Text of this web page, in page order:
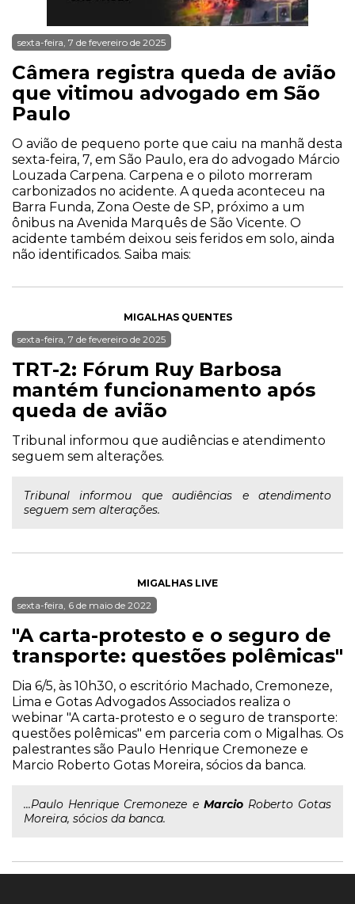
sexta-feira, 7 de fevereiro de 2025
Câmera registra queda de avião
que vitimou advogado em São
Paulo
O avião de pequeno porte que caiu na manhã desta
sexta-feira, 7, em São Paulo, era do advogado Márcio
Louzada Carpena. Carpena e o piloto morreram
carbonizados no acidente. A queda aconteceu na
Barra Funda, Zona Oeste de SP, próximo a um
ônibus na Avenida Marquês de São Vicente. O
acidente também deixou seis feridos em solo, ainda
não identificados. Saiba mais:
MIGALHAS QUENTES
sexta-feira, 7 de fevereiro de 2025
TRT-2: Fórum Ruy Barbosa
mantém funcionamento após
queda de avião
Tribunal informou que audiências e atendimento
seguem sem alterações.
Tribunal informou que audiências e atendimento
seguem sem alterações.
MIGALHAS LIVE
sexta-feira, 6 de maio de 2022
"A carta-protesto e o seguro de
transporte: questões polêmicas"
Dia 6/5, às 10h30, o escritório Machado, Cremoneze,
Lima e Gotas Advogados Associados realiza o
webinar "A carta-protesto e o seguro de transporte:
questões polêmicas" em parceria com o Migalhas. Os
palestrantes são Paulo Henrique Cremoneze e
Marcio Roberto Gotas Moreira, sócios da banca.
...Paulo Henrique Cremoneze e MarcioRoberto Gotas
Moreira, sócios da banca.